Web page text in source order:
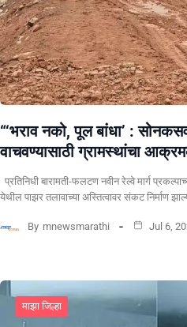
“‘भराव नको, पूल बांधा’ :
वाचवण्यासाठी ग्रामस्थांचा
प्रतिनिधी बारामती-फलटण नवीन रेल्वे मार्ग
येथील पाझर तलावाच्या अस्तित्वावर संकट निर्माण
By mnewsmarathi Jul 6,
माझा जिल्हा